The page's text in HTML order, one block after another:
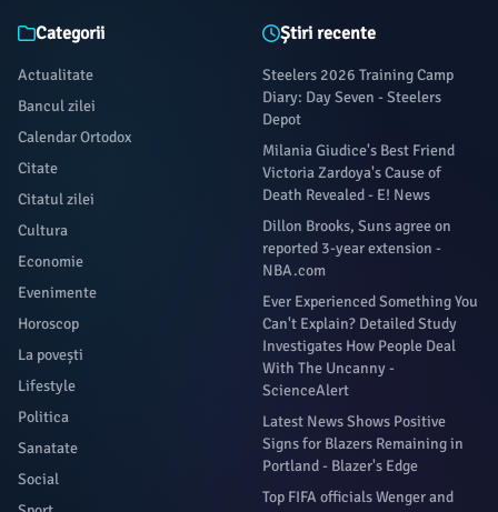
Categorii
Actualitate
Bancul zilei
Calendar Ortodox
Citate
Citatul zilei
Cultura
Economie
Evenimente
Horoscop
La povești
Lifestyle
Politica
Sanatate
Social
Știri recente
Steelers 2026 Training Camp
Diary: Day Seven - Steelers
Depot
Milania Giudice's Best Friend
Victoria Zardoya's Cause of
Death Revealed - E! News
Dillon Brooks, Suns agree on
reported 3-year extension -
NBA.com
Ever Experienced Something You
Can't Explain? Detailed Study
Investigates How People Deal
With The Uncanny -
ScienceAlert
Latest News Shows Positive
Signs for Blazers Remaining in
Portland - Blazer's Edge
Top FIFA officials Wenger and